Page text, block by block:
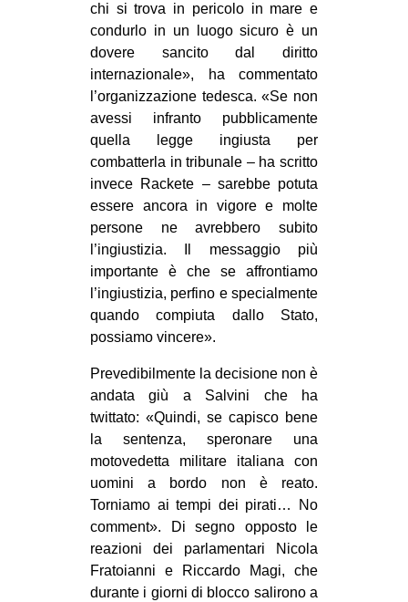
chi si trova in pericolo in mare e
condurlo in un luogo sicuro è un
dovere sancito dal diritto
internazionale», ha commentato
l’organizzazione tedesca. «Se non
avessi infranto pubblicamente
quella legge ingiusta per
combatterla in tribunale – ha scritto
invece Rackete – sarebbe potuta
essere ancora in vigore e molte
persone ne avrebbero subito
l’ingiustizia. Il messaggio più
importante è che se affrontiamo
l’ingiustizia, perfino e specialmente
quando compiuta dallo Stato,
possiamo vincere».
Prevedibilmente la decisione non è
andata giù a Salvini che ha
twittato: «Quindi, se capisco bene
la sentenza, speronare una
motovedetta militare italiana con
uomini a bordo non è reato.
Torniamo ai tempi dei pirati… No
comment». Di segno opposto le
reazioni dei parlamentari Nicola
Fratoianni e Riccardo Magi, che
durante i giorni di blocco salirono a